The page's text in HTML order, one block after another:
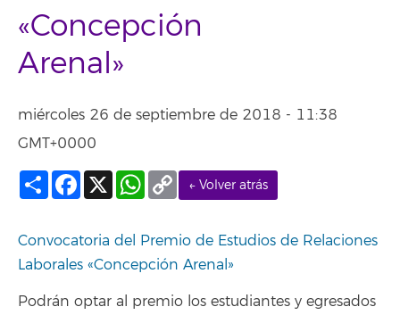
«Concepción
Arenal»
miércoles 26 de septiembre de 2018 - 11:38
GMT+0000
← Volver atrás
Compartir
Facebook
X WhatsApp
Copy
Link
Convocatoria del Premio de Estudios de Relaciones
Laborales «Concepción Arenal»
Podrán optar al premio los estudiantes y egresados